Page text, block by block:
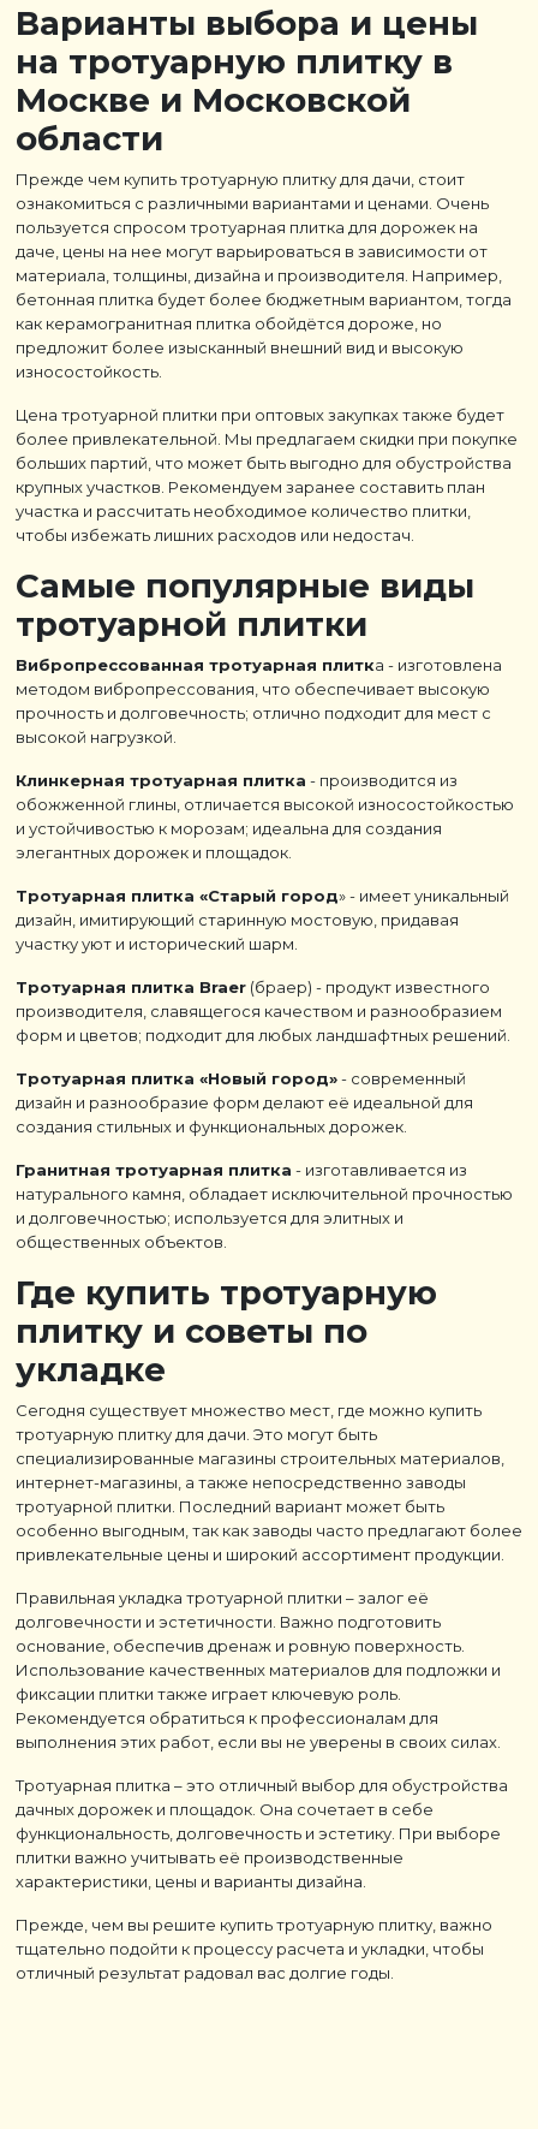
Варианты выбора и цены
на тротуарную плитку в
Москве и Московской
области
Прежде чем купить тротуарную плитку для дачи, стоит
ознакомиться с различными вариантами и ценами. Очень
пользуется спросом тротуарная плитка для дорожек на
даче, цены на нее могут варьироваться в зависимости от
материала, толщины, дизайна и производителя. Например,
бетонная плитка будет более бюджетным вариантом, тогда
как керамогранитная плитка обойдётся дороже, но
предложит более изысканный внешний вид и высокую
износостойкость.
Цена тротуарной плитки при оптовых закупках также будет
более привлекательной. Мы предлагаем скидки при покупке
больших партий, что может быть выгодно для обустройства
крупных участков. Рекомендуем заранее составить план
участка и рассчитать необходимое количество плитки,
чтобы избежать лишних расходов или недостач.
Самые популярные виды
тротуарной плитки
Вибропрессованная тротуарная плитка - изготовлена
методом вибропрессования, что обеспечивает высокую
прочность и долговечность; отлично подходит для мест с
высокой нагрузкой.
Клинкерная тротуарная плитка - производится из
обожженной глины, отличается высокой износостойкостью
и устойчивостью к морозам; идеальна для создания
элегантных дорожек и площадок.
Тротуарная плитка «Старый город» - имеет уникальный
дизайн, имитирующий старинную мостовую, придавая
участку уют и исторический шарм.
Тротуарная плитка Braer (браер) - продукт известного
производителя, славящегося качеством и разнообразием
форм и цветов; подходит для любых ландшафтных решений.
Тротуарная плитка «Новый город»- современный
дизайн и разнообразие форм делают её идеальной для
создания стильных и функциональных дорожек.
Гранитная тротуарная плитка - изготавливается из
натурального камня, обладает исключительной прочностью
и долговечностью; используется для элитных и
общественных объектов.
Где купить тротуарную
плитку и советы по
укладке
Сегодня существует множество мест, где можно купить
тротуарную плитку для дачи. Это могут быть
специализированные магазины строительных материалов,
интернет-магазины, а также непосредственно заводы
тротуарной плитки. Последний вариант может быть
особенно выгодным, так как заводы часто предлагают более
привлекательные цены и широкий ассортимент продукции.
Правильная укладка тротуарной плитки – залог её
долговечности и эстетичности. Важно подготовить
основание, обеспечив дренаж и ровную поверхность.
Использование качественных материалов для подложки и
фиксации плитки также играет ключевую роль.
Рекомендуется обратиться к профессионалам для
выполнения этих работ, если вы не уверены в своих силах.
Тротуарная плитка – это отличный выбор для обустройства
дачных дорожек и площадок. Она сочетает в себе
функциональность, долговечность и эстетику. При выборе
плитки важно учитывать её производственные
характеристики, цены и варианты дизайна.
Прежде, чем вы решите купить тротуарную плитку, важно
тщательно подойти к процессу расчета и укладки, чтобы
отличный результат радовал вас долгие годы.